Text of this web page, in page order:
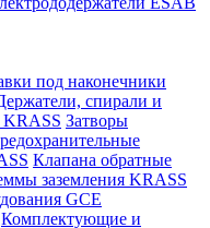
под наконечники
спирали и
KRASS Затворы
Клапана обратные
заземления KRASS
GCE
Комплектующие и